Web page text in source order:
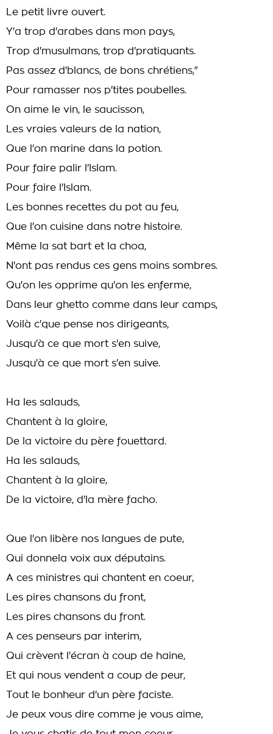
Le petit livre ouvert.
Y'a trop d'arabes dans mon pays,
Trop d'musulmans, trop d'pratiquants.
Pas assez d'blancs, de bons chrétiens,"
Pour ramasser nos p'tites poubelles.
On aime le vin, le saucisson,
Les vraies valeurs de la nation,
Que l'on marine dans la potion.
Pour faire palir l'Islam.
Pour faire l'Islam.
Les bonnes recettes du pot au feu,
Que l'on cuisine dans notre histoire.
Même la sat bart et la choa,
N'ont pas rendus ces gens moins sombres.
Qu'on les opprime qu'on les enferme,
Dans leur ghetto comme dans leur camps,
Voilà c'que pense nos dirigeants,
Jusqu'à ce que mort s'en suive,
Jusqu'à ce que mort s'en suive.
Ha les salauds,
Chantent à la gloire,
De la victoire du père fouettard.
Ha les salauds,
Chantent à la gloire,
De la victoire, d'la mère facho.
Que l'on libère nos langues de pute,
Qui donnela voix aux députains.
A ces ministres qui chantent en coeur,
Les pires chansons du front,
Les pires chansons du front.
A ces penseurs par interim,
Qui crèvent l'écran à coup de haine,
Et qui nous vendent a coup de peur,
Tout le bonheur d'un père faciste.
Je peux vous dire comme je vous aime,